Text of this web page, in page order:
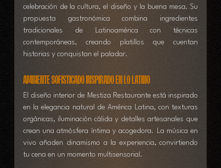
celebración de la cultura, el diseño y la buena mesa. Su
propuesta gastronómica combina ingredientes
tradicionales de Latinoamérica con técnicas
contemporáneas, creando platillos que cuentan
historias y conquistan el paladar.
Ambiente sofisticado inspirado en lo latino
El diseño interior de Mestiza Restaurante está inspirado
en la elegancia natural de América Latina, con texturas
orgánicas, iluminación cálida y detalles artesanales que
crean una atmósfera íntima y acogedora. La música en
vivo añaden dinamismo a la experiencia, convirtiendo
tu cena en un momento multisensorial.